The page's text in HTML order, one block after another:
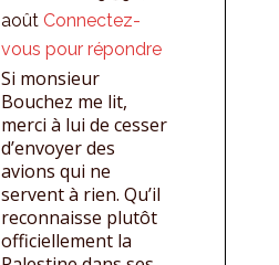
août Connectez-
vous pour répondre
Si monsieur
Bouchez me lit,
merci à lui de cesser
d’envoyer des
avions qui ne
servent à rien. Qu’il
reconnaisse plutôt
officiellement la